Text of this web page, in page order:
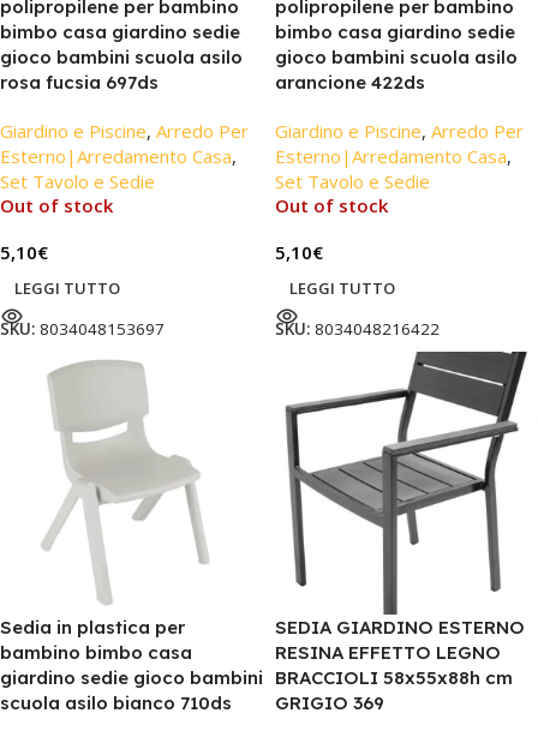
polipropilene per bambino
bimbo casa giardino sedie
gioco bambini scuola asilo
rosa fucsia 697ds
Giardino e Piscine, Arredo Per
Esterno|Arredamento Casa,
Set Tavolo e Sedie
Out of stock
5,10€
LEGGI TUTTO
SKU: 8034048153697
polipropilene per bambino
bimbo casa giardino sedie
gioco bambini scuola asilo
arancione 422ds
Giardino e Piscine, Arredo Per
Esterno|Arredamento Casa,
Set Tavolo e Sedie
Out of stock
5,10€
LEGGI TUTTO
SKU: 8034048216422
Sedia in plastica per
bambino bimbo casa
giardino sedie gioco bambini
scuola asilo bianco 710ds
SEDIA GIARDINO ESTERNO
RESINA EFFETTO LEGNO
BRACCIOLI 58x55x88h cm
GRIGIO 369